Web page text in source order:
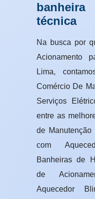
técnica
Na busca por
Acionamento
Lima,
Comércio De
Serviços
entre as
de Manutenção
com
Banheiras de
de
Aquecedor